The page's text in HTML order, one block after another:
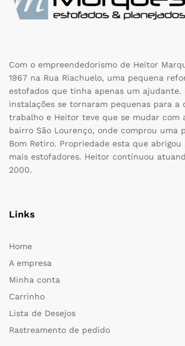
Com o empreendedorismo de Heitor
1967 na Rua Riachuelo, uma pequena
estofados que tinha apenas um ajudante.
instalações se tornaram pequenas para a
trabalho e Heitor teve que se mudar com
bairro São Lourenço, onde comprou uma
Bom Retiro. Propriedade esta que
mais estofadores. Heitor continuou
2000.
Links
Home
A empresa
Minha conta
Carrinho
Lista de Desejos
Rastreamento de pedido